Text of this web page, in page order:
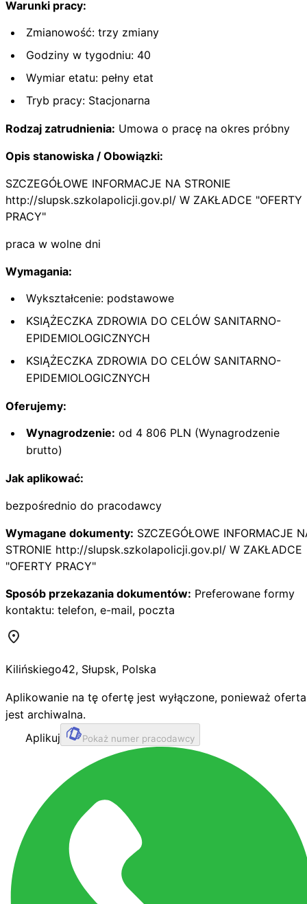
Warunki pracy:
Zmianowość: trzy zmiany
Godziny w tygodniu: 40
Wymiar etatu: pełny etat
Tryb pracy: Stacjonarna
Rodzaj zatrudnienia: Umowa o pracę na okres próbny
Opis stanowiska / Obowiązki:
SZCZEGÓŁOWE INFORMACJE NA STRONIE
http://slupsk.szkolapolicji.gov.pl/ W ZAKŁADCE "OFERTY
PRACY"
praca w wolne dni
Wymagania:
Wykształcenie: podstawowe
KSIĄŻECZKA ZDROWIA DO CELÓW SANITARNO-
EPIDEMIOLOGICZNYCH
KSIĄŻECZKA ZDROWIA DO CELÓW SANITARNO-
EPIDEMIOLOGICZNYCH
Oferujemy:
Wynagrodzenie: od 4 806 PLN (Wynagrodzenie
brutto)
Jak aplikować:
bezpośrednio do pracodawcy
Wymagane dokumenty: SZCZEGÓŁOWE INFORMACJE
STRONIE http://slupsk.szkolapolicji.gov.pl/ W ZAKŁADCE
"OFERTY PRACY"
Sposób przekazania dokumentów: Preferowane formy
kontaktu: telefon, e-mail, poczta
Kilińskiego42, Słupsk, Polska
Aplikowanie na tę ofertę jest wyłączone, ponieważ oferta
jest archiwalna.
Aplikuj
Pokaż numer pracodawcy